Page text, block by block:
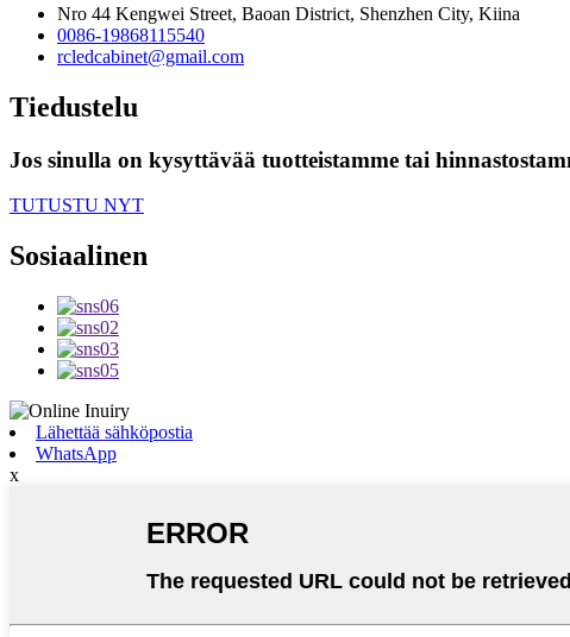
Nro 44 Kengwei Street, Baoan District, Shenzhen City, Kiina
0086-19868115540
rcledcabinet@gmail.com
Tiedustelu
Jos sinulla on kysyttävää tuotteistamme tai
TUTUSTU NYT
Sosiaalinen
Lähettää sähköpostia
WhatsApp
x